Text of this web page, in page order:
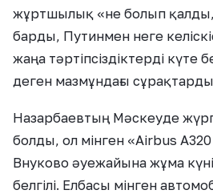
жұртшылық «не болып
барды, Путинмен неге
жаңа тәртіпсіздіктерді күте
деген мазмұндағы
Назарбаевтың Мәскеуде
болды, ол мінген «Airbus A320
Внуково әуежайына жұма
белгілі. Елбасы мінген